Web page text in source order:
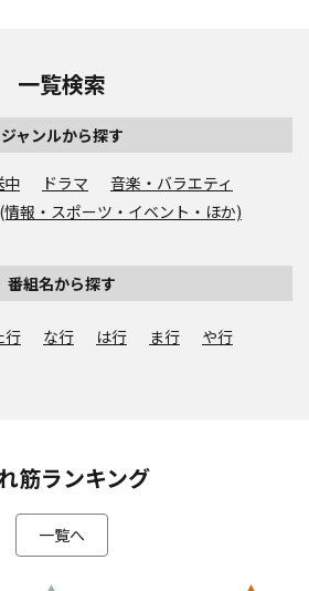
一覧検索
ジャンルから探す
中 ドラマ
音楽・バラエティ
情報・スポーツ・イベント・ほか)
番組名から探す
行 な行 は行 ま行
や行
筋ランキング
一覧へ